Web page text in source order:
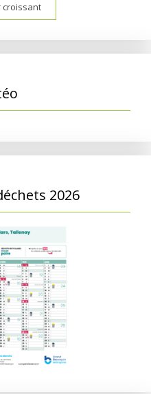
croissant
2026